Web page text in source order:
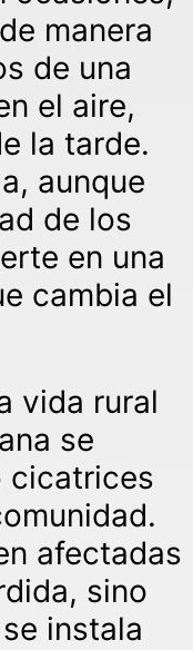
manera
de una
el aire,
la tarde.
aunque
de los
en una
cambia el
vida rural
se
cicatrices
afectadas
sino
instala